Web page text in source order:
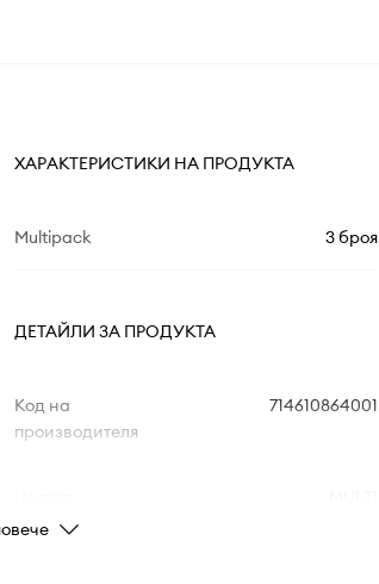
ХАРАКТЕРИСТИКИ НА ПРОДУКТА
Multipack 3 броя
ДЕТАЙЛИ ЗА ПРОДУКТА
Код на
производителя
714610864001
производителя